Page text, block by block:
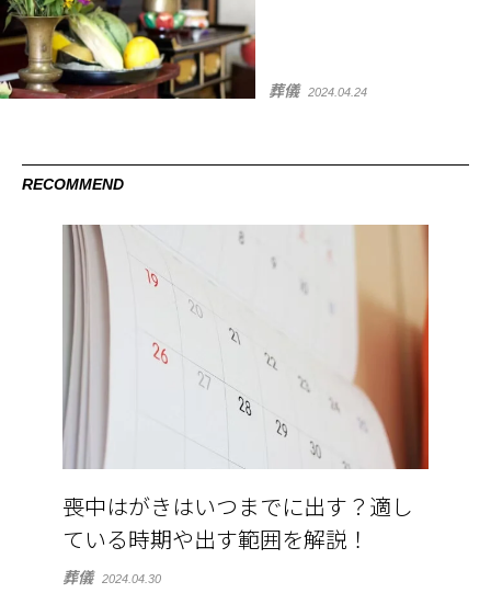
葬儀 2024.04.24
RECOMMEND
喪中はがきはいつまでに出す？適し
ている時期や出す範囲を解説！
葬儀 2024.04.30